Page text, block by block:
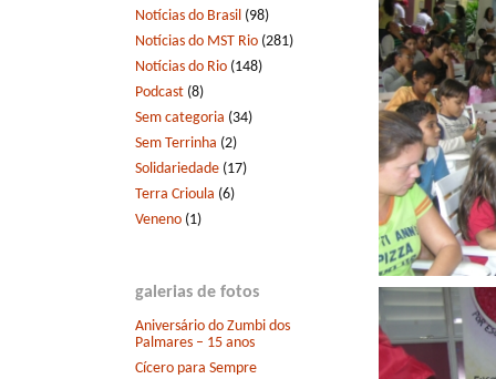
Notícias do Brasil (98)
Notícias do MST Rio (281)
Notícias do Rio (148)
Podcast (8)
Sem categoria (34)
Sem Terrinha (2)
Solidariedade (17)
Terra Crioula (6)
Veneno (1)
galerias de fotos
Aniversário do Zumbi dos
Palmares – 15 anos
Cícero para Sempre